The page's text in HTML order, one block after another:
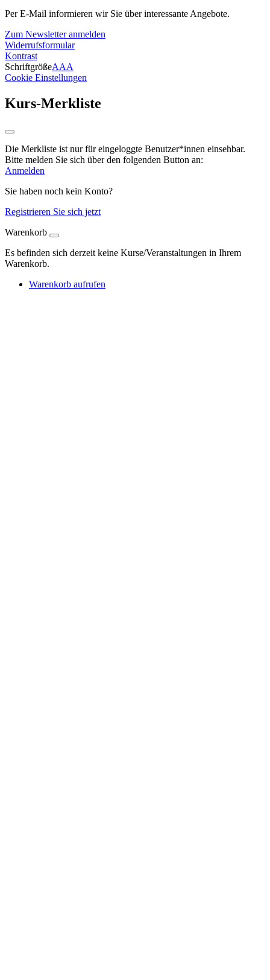
Per E-Mail informieren wir Sie über interessante Angebote.
Zum Newsletter anmelden
Widerrufsformular
Kontrast
SchriftgrößeAAA
Cookie Einstellungen
Kurs-Merkliste
Die Merkliste ist nur für eingeloggte Benutzer*innen einsehbar.
Bitte melden Sie sich über den folgenden Button an:
Anmelden
Sie haben noch kein Konto?
Registrieren Sie sich jetzt
Warenkorb
Es befinden sich derzeit keine Kurse/Veranstaltungen in Ihrem
Warenkorb.
Warenkorb aufrufen